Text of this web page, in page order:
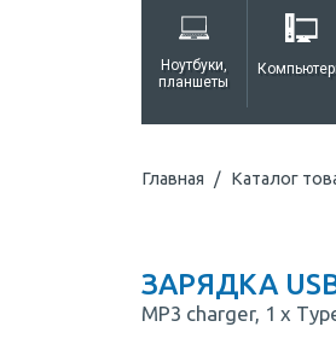
Ноутбуки,
планшеты
Главная Каталог
ЗАРЯДКА
MP3 charger, 1 x